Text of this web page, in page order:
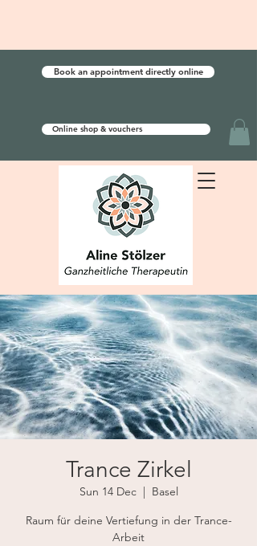
Book an appointment directly online
Online shop & vouchers
Trance Zirkel
Sun 14 Dec
  |
Basel
Raum für deine Vertiefung in der Trance-
Arbeit